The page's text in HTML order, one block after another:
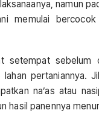
namun
memulai
setempat sebelum
lahan pertaniannya.
na’as atau
hasil panennya